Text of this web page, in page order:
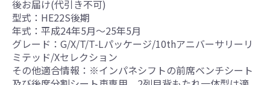
後お届け(代引き不可)
型式：HE22S後期
年式：平成24年5月～25年5月
グレード：G/X/T/T-Lパッケージ/10thアニバーサリーリ
ミテッド/Xセレクション
その他適合情報：※インパネシフトの前席ベンチシート